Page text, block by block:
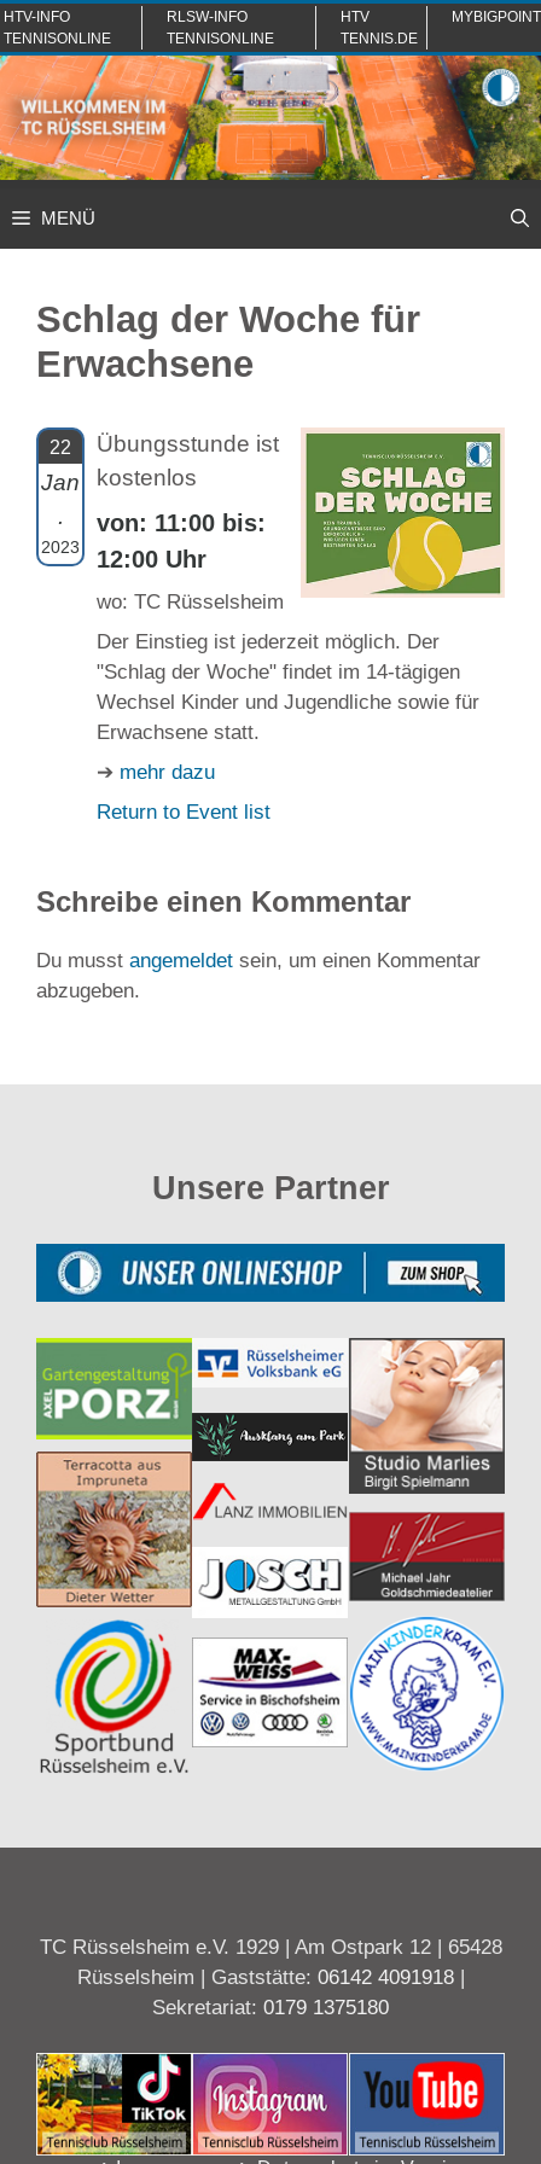
Zum
Inhalt
springen
HTV-INFO
TENNISONLINE
RLSW-INFO
TENNISONLINE
HTV
TENNIS.DE
MYBIGPOINT
MENÜ
Schlag der Woche für
Erwachsene
22
Jan
.
2023
Übungsstunde ist
kostenlos
von: 11:00 bis:
12:00 Uhr
wo: TC Rüsselsheim
Der Einstieg ist jederzeit möglich. Der
"Schlag der Woche" findet im 14-tägigen
Wechsel Kinder und Jugendliche sowie für
Erwachsene statt.
➔ mehr dazu
Return to Event list
Schreibe einen Kommentar
Du musst angemeldet sein, um einen Kommentar
abzugeben.
Unsere Partner
TC Rüsselsheim e.V. 1929 | Am Ostpark 12 | 65428
Rüsselsheim | Gaststätte: 06142 4091918|
Sekretariat: 0179 1375180